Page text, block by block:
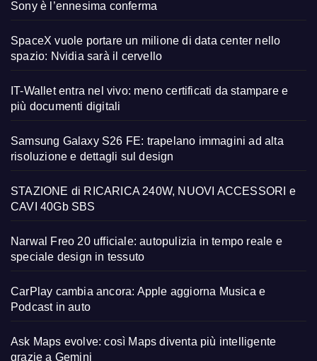
Sony è l’ennesima conferma
SpaceX vuole portare un milione di data center nello
spazio: Nvidia sarà il cervello
IT-Wallet entra nel vivo: meno certificati da stampare e
più documenti digitali
Samsung Galaxy S26 FE: trapelano immagini ad alta
risoluzione e dettagli sul design
STAZIONE di RICARICA 240W, NUOVI ACCESSORI e
CAVI 40Gb SBS
Narwal Freo 20 ufficiale: autopulizia in tempo reale e
speciale design in tessuto
CarPlay cambia ancora: Apple aggiorna Musica e
Podcast in auto
Ask Maps evolve: così Maps diventa più intelligente
grazie a Gemini